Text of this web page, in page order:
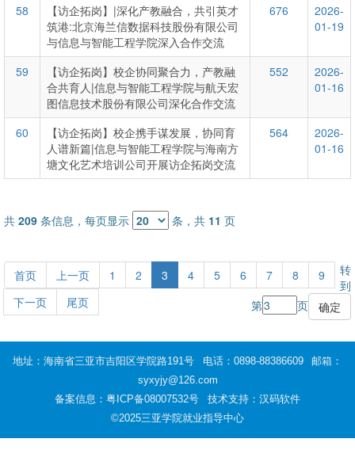
58
【访企拓岗】|深化产教融合，共引英才
筑港:北京海兰信数据科技股份有限公司
与信息与智能工程学院深入合作交流
676
2026-
01-19
59
【访企拓岗】校企协同聚合力，产教融
合共育人|信息与智能工程学院与航天宏
图信息技术股份有限公司深化合作交流
552
2026-
01-16
60
【访企拓岗】校企携手谋发展，协同育
人谱新篇|信息与智能工程学院与海南方
塘文化艺术培训公司开展访企拓岗交流
564
2026-
01-16
共 209 条信息，每页显示 条，共 11 页
首页 上一页 1 2 3 4 5 6 7 8
9
下一页
尾页
转
到
第
页
地址：海南省三亚市吉阳区学院路191号 电话：0898-88386609
邮箱：
syxyjy@126.com
备案信息：粤ICP备08007532号
技术支持：汉码软件
©2025三亚学院就业指导中心